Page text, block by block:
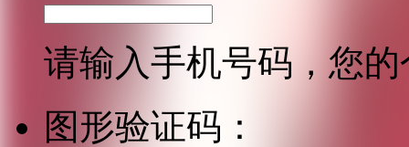
请输入手机号码，您
图形验证码：